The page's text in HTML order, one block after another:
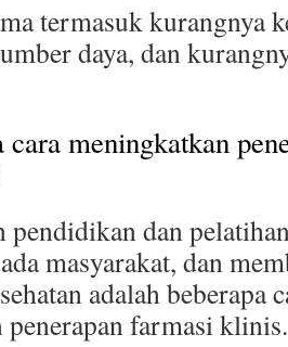
termasuk kurangnya
daya, dan
cara meningkatkan
dan
masyarakat, dan
adalah beberapa
farmasi klinis.